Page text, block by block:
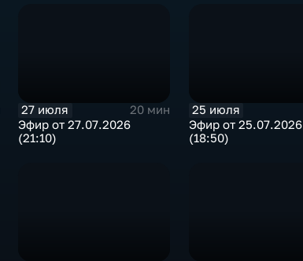
27 июля
20 мин
Эфир от 27.07.2026
(21:10)
25 июля
Эфир от 25.07.2026
(18:50)